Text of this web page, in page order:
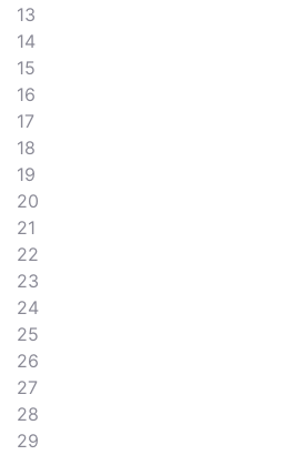
13
14
15
16
17
18
19
20
21
22
23
24
25
26
27
28
29